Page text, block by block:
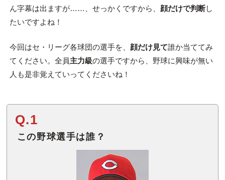
ん字幕は出ますが……、せっかくですから、 顔だけで判断し
たいですよね！
今回はセ・リーグ各球団の選手を、 顔だけ見て誰か当ててみ
てください。全員主力級の選手ですから、野球に興味が無い
人も是非覚えていってくださいね！
Q.1
この野球選手は誰？